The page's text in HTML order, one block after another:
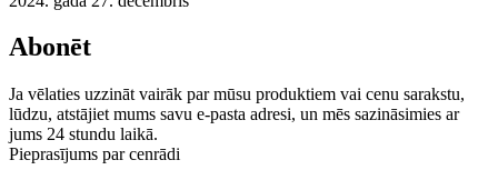
Abonēt
Ja vēlaties uzzināt vairāk par mūsu produktiem vai cenu sarakstu,
lūdzu, atstājiet mums savu e-pasta adresi, un mēs sazināsimies ar
jums 24 stundu laikā.
Pieprasījums par cenrādi